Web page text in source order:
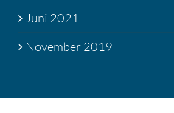
Juni 2021
November 2019